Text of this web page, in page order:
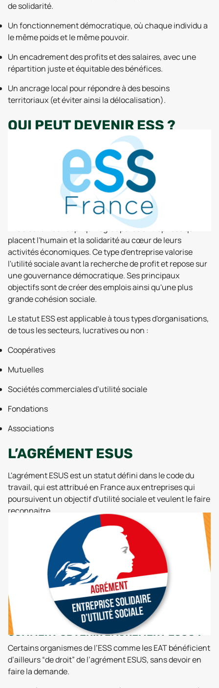
de solidarité.
Un fonctionnement démocratique, où chaque individu a
le même poids et le même pouvoir.
Un encadrement des profits et des salaires, avec une
répartition juste et équitable des bénéfices.
Un ancrage local pour répondre à des besoins
territoriaux (et éviter ainsi la délocalisation).
QUI PEUT DEVENIR ESS ?
L'ESS est un concept qui regroupe les entreprises qui
placent l'humain et la solidarité au cœur de leurs
activités économiques. Ce type d'entreprise valorise
l'utilité sociale avant la recherche de profit et repose sur
une gouvernance démocratique. Ses principaux
objectifs sont de créer des emplois ainsi qu'une plus
grande cohésion sociale.
Le statut ESS est applicable à tous types d'organisations,
de tous les secteurs, lucratives ou non :
Coopératives
Mutuelles
Sociétés commerciales d’utilité sociale
Fondations
Associations
L’AGRÉMENT ESUS
L'agrément ESUS est un statut défini dans le code du
travail, qui est attribué en France aux entreprises qui
poursuivent un objectif d'utilité sociale et veulent le faire
reconnaitre.
COMMENT OBTENIR L’AGRÉMENT ESUS ?
Certains organismes de l’ESS comme les EAT bénéficient
d’ailleurs “de droit” de l’agrément ESUS, sans devoir en
faire la demande.